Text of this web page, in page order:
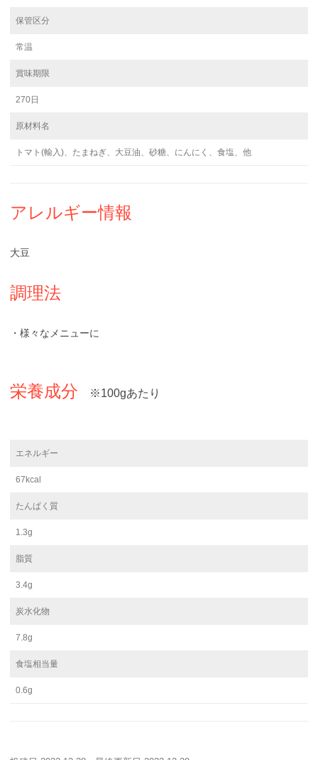
保管区分
常温
賞味期限
270日
原材料名
トマト(輸入)、たまねぎ、大豆油、砂糖、にんにく、食塩、他
アレルギー情報
大豆
調理法
・様々なメニューに
栄養成分 ※100gあたり
エネルギー
67kcal
たんぱく質
1.3g
脂質
3.4g
炭水化物
7.8g
食塩相当量
0.6g